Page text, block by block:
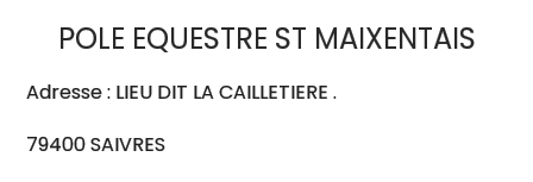
POLE EQUESTRE ST MAIXENTAIS
Adresse : LIEU DIT LA CAILLETIERE .
79400 SAIVRES